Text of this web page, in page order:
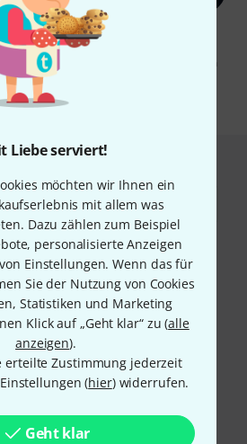
Liebe serviert!
möchten wir Ihnen ein
mit allem was
Dazu zählen zum Beispiel
personalisierte Anzeigen
Einstellungen. Wenn das für
Sie der Nutzung von Cookies
Statistiken und Marketing
Klick auf „Geht klar“ zu (alle
anzeigen).
erteilte Zustimmung jederzeit
(hier) widerrufen.
Geht klar
stimmen Sie dem Erhalt von E-Mail-
des E-Mail-Nutzungsverhaltens zu. Die
Weitere Informationen finden Sie in
Datenschutzhinweisen
* Pflichtfeld
und sicher per Nachnahme,
Pay,Klarna Sofort bezahlen
Kreditkarte.
Garantie